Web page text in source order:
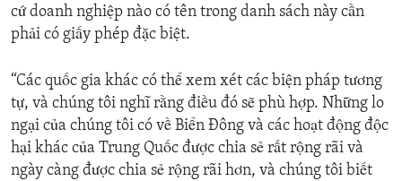
cứ doanh nghiệp nào có tên trong danh sách này cần
phải có giấy phép đặc biệt.
“Các quốc gia khác có thể xem xét các biện pháp tương
tự, và chúng tôi nghĩ rằng điều đó sẽ phù hợp. Những lo
ngại của chúng tôi có về Biển Đông và các hoạt động độc
hại khác của Trung Quốc được chia sẻ rất rộng rãi và
ngày càng được chia sẻ rộng rãi hơn, và chúng tôi biết